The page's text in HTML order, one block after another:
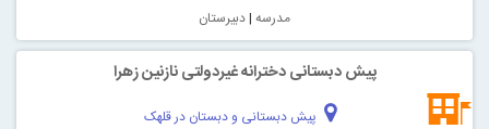
مدرسه |دبیرستان
پیش دبستانی دخترانه غیردولتی نازنین زهرا
پیش دبستانی و دبستان در قلهک